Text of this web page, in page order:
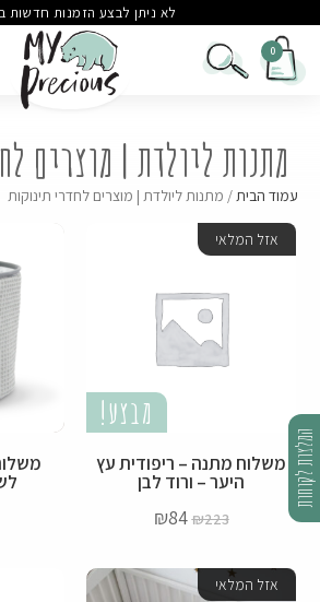
לא ניתן לבצע הזמנות חדשות
מתנות ליולדת | מוצרים
עמוד הבית/ מתנות ליולדת | מוצרים לחדרי תינוקות
אזל המלאי
מבצע!
משלוח מתנה – ריפודית עץ
היער – ורוד לבן
₪223
₪84
אזל המלאי
המלצות לקוחות